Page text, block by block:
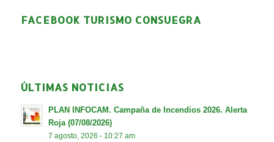
FACEBOOK TURISMO CONSUEGRA
ÚLTIMAS NOTICIAS
PLAN INFOCAM. Campaña de Incendios 2026. Alerta
Roja (07/08/2026)
7 agosto, 2026 - 10:27 am